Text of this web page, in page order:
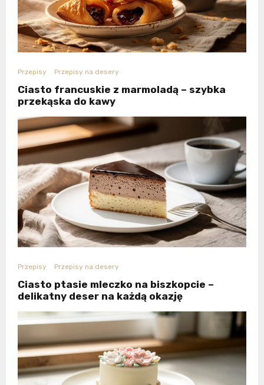
Przepisy Przepisy na desery
Ciasto francuskie z marmoladą – szybka
przekąska do kawy
Przepisy Przepisy na desery
Ciasto ptasie mleczko na biszkopcie –
delikatny deser na każdą okazję